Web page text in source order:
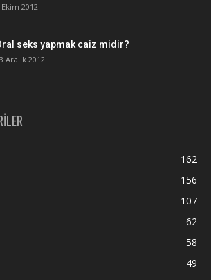
Ekim 2012
seks yapmak caiz midir?
Aralık 2012
162
156
107
62
58
49